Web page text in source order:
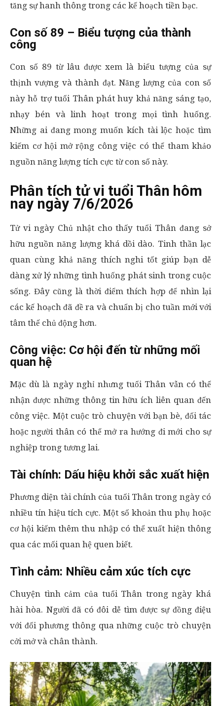
tăng sự hanh thông trong các kế hoạch tiền bạc.
Con số 89 – Biểu tượng của thành
công
Con số 89 từ lâu được xem là biểu tượng của sự
thịnh vượng và thành đạt. Năng lượng của con số
này hỗ trợ tuổi Thân phát huy khả năng sáng tạo,
nhạy bén và linh hoạt trong mọi tình huống.
Những ai đang mong muốn kích tài lộc hoặc tìm
kiếm cơ hội mở rộng công việc có thể tham khảo
nguồn năng lượng tích cực từ con số này.
Phân tích tử vi tuổi Thân hôm
nay ngày 7/6/2026
Tử vi ngày Chủ nhật cho thấy tuổi Thân đang sở
hữu nguồn năng lượng khá dồi dào. Tinh thần lạc
quan cùng khả năng thích nghi tốt giúp bạn dễ
dàng xử lý những tình huống phát sinh trong cuộc
sống. Đây cũng là thời điểm thích hợp để nhìn lại
các kế hoạch đã đề ra và chuẩn bị cho tuần mới với
tâm thế chủ động hơn.
Công việc: Cơ hội đến từ những mối
quan hệ
Mặc dù là ngày nghỉ nhưng tuổi Thân vẫn có thể
nhận được những thông tin hữu ích liên quan đến
công việc. Một cuộc trò chuyện với bạn bè, đối tác
hoặc người thân có thể mở ra hướng đi mới cho sự
nghiệp trong tương lai.
Tài chính: Dấu hiệu khởi sắc xuất hiện
Phương diện tài chính của tuổi Thân trong ngày có
nhiều tín hiệu tích cực. Một số khoản thu phụ hoặc
cơ hội kiếm thêm thu nhập có thể xuất hiện thông
qua các mối quan hệ quen biết.
Tình cảm: Nhiều cảm xúc tích cực
Chuyện tình cảm của tuổi Thân trong ngày khá
hài hòa. Người đã có đôi dễ tìm được sự đồng điệu
với đối phương thông qua những cuộc trò chuyện
cởi mở và chân thành.